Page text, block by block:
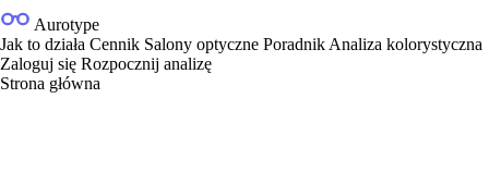
Aurotype
Jak to działa Cennik Salony optyczne Poradnik Analiza kolorystyczna
Zaloguj się Rozpocznij analizę
Strona główna